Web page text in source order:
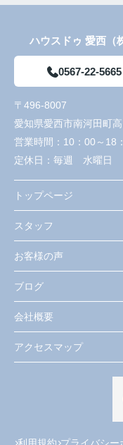
ハウスドゥ 愛西（
0567-22-5665
〒496-8007
愛知県愛西市南河田町
営業時間： 10：00～18
定休日： 毎週 水曜日
トップページ
スタッフ
お客様の声
ブログ
会社概要
アクセスマップ